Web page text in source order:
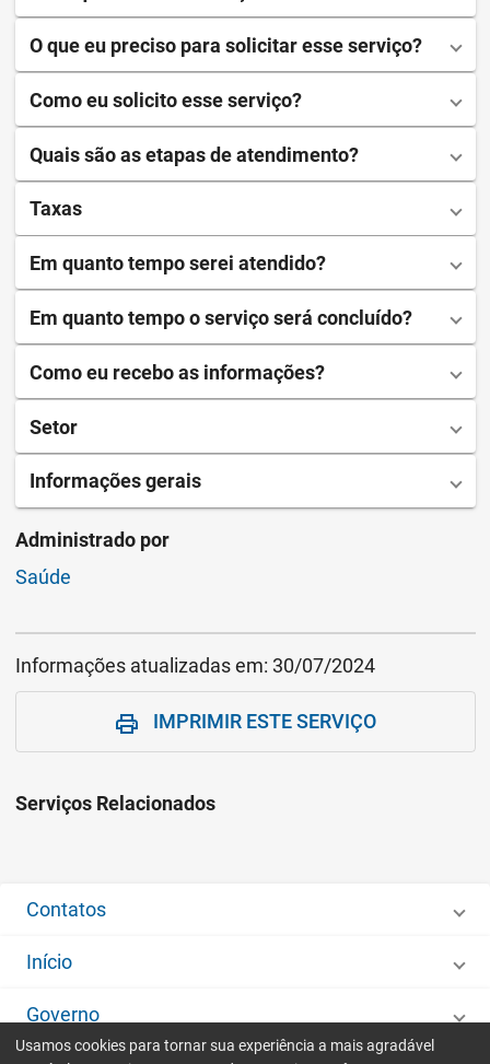
O que eu preciso para solicitar esse serviço?
Como eu solicito esse serviço?
Quais são as etapas de atendimento?
Taxas
Em quanto tempo serei atendido?
Em quanto tempo o serviço será concluído?
Como eu recebo as informações?
Setor
Informações gerais
Administrado por
Saúde
Informações atualizadas em: 30/07/2024
print IMPRIMIR ESTE SERVIÇO
Serviços Relacionados
Contatos
Início
Governo
Usamos cookies para tornar sua experiência a mais agradável